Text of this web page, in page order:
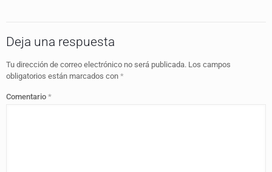
Deja una respuesta
Tu dirección de correo electrónico no será publicada. Los campos
obligatorios están marcados con *
Comentario *